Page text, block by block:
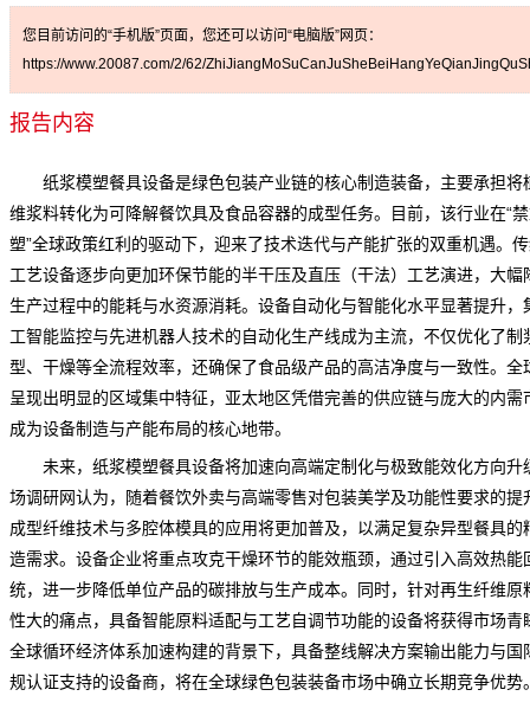
您目前访问的“手机版”页面，您还可以访问“电脑版”网页：
https://www.20087.com/2/62/
报告内容
纸浆模塑餐具设备是绿色包装产业链的核心制造装备，主要承担将
维浆料转化为可降解餐饮具及食品容器的成型任务。目前，该行业在“
塑”全球政策红利的驱动下，迎来了技术迭代与产能扩张的双重机遇。
工艺设备逐步向更加环保节能的半干压及直压（干法）工艺演进，大幅
生产过程中的能耗与水资源消耗。设备自动化与智能化水平显著提升，
工智能监控与先进机器人技术的自动化生产线成为主流，不仅优化了制
型、干燥等全流程效率，还确保了食品级产品的高洁净度与一致性。全
呈现出明显的区域集中特征，亚太地区凭借完善的供应链与庞大的内需
成为设备制造与产能布局的核心地带。
未来，纸浆模塑餐具设备将加速向高端定制化与极致能效化方向升
场调研网认为，随着餐饮外卖与高端零售对包装美学及功能性要求的提
成型纤维技术与多腔体模具的应用将更加普及，以满足复杂异型餐具的
造需求。设备企业将重点攻克干燥环节的能效瓶颈，通过引入高效热能
统，进一步降低单位产品的碳排放与生产成本。同时，针对再生纤维原
性大的痛点，具备智能原料适配与工艺自调节功能的设备将获得市场青
全球循环经济体系加速构建的背景下，具备整线解决方案输出能力与国
规认证支持的设备商，将在全球绿色包装装备市场中确立长期竞争优势